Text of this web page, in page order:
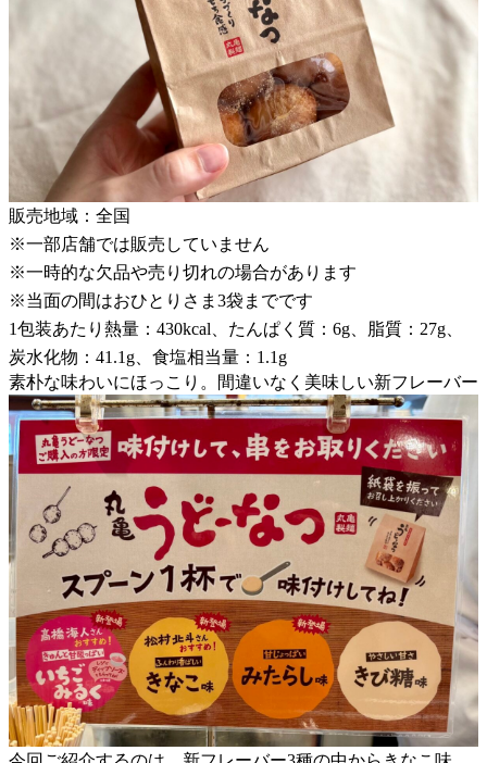
販売地域：全国
※一部店舗では販売していません
※一時的な欠品や売り切れの場合があります
※当面の間はおひとりさま3袋までです
1包装あたり熱量：430kcal、たんぱく質：6g、脂質：27g、
炭水化物：41.1g、食塩相当量：1.1g
素朴な味わいにほっこり。間違いなく美味しい新フレーバー